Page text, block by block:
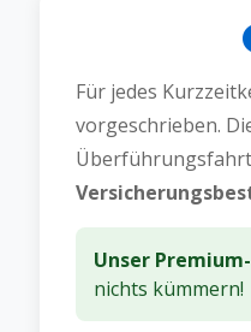
Für jedes
vorgeschrieben.
Unser
nichts kümmern!